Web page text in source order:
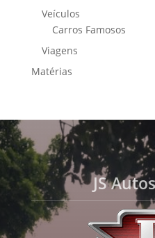
Veículos
Carros Famosos
Viagens
Matérias
JS